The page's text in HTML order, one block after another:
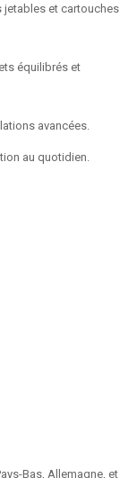
jetables et cartouches
équilibrés et
avancées.
au quotidien.
Bas, Allemagne, et